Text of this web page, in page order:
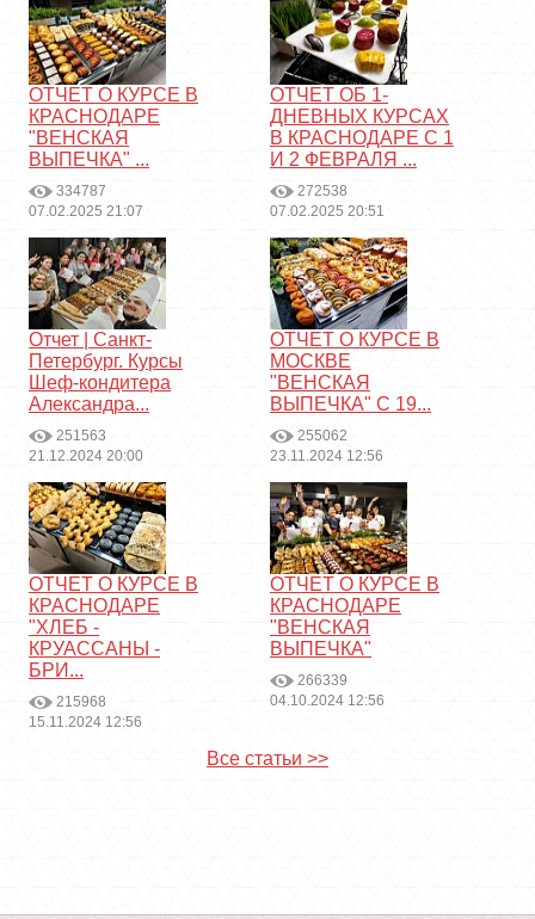
ОТЧЕТ О КУРСЕ В
КРАСНОДАРЕ
"ВЕНСКАЯ
ВЫПЕЧКА" ...
334787
07.02.2025 21:07
ОТЧЕТ ОБ 1-
ДНЕВНЫХ КУРСАХ
В КРАСНОДАРЕ С 1
И 2 ФЕВРАЛЯ ...
272538
07.02.2025 20:51
Отчет | Санкт-
Петербург. Курсы
Шеф-кондитера
Александра...
251563
21.12.2024 20:00
ОТЧЕТ О КУРСЕ В
МОСКВЕ
"ВЕНСКАЯ
ВЫПЕЧКА" С 19...
255062
23.11.2024 12:56
ОТЧЕТ О КУРСЕ В
КРАСНОДАРЕ
"ХЛЕБ -
КРУАССАНЫ -
БРИ...
215968
15.11.2024 12:56
ОТЧЕТ О КУРСЕ В
КРАСНОДАРЕ
"ВЕНСКАЯ
ВЫПЕЧКА"
266339
04.10.2024 12:56
Все статьи >>